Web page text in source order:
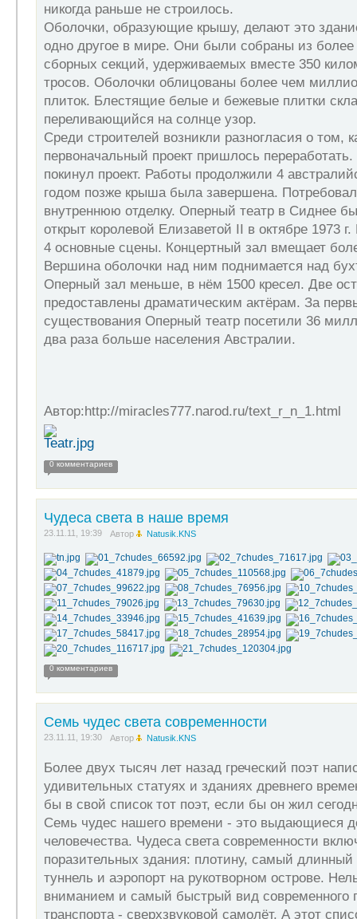
никогда раньше не строилось.
Оболочки, образующие крышу, делают это
одно другое в мире. Они были собраны из более
сборных секций, удерживаемых вместе 350
тросов. Оболочки облицованы более чем
плиток. Блестящие белые и бежевые плитки
переливающийся на солнце узор.
Среди строителей возникли разногласия о том,
первоначальный проект пришлось
покинул проект. Работы продолжили 4
годом позже крыша была завершена.
внутреннюю отделку. Оперный театр в Сиднее
открыт королевой Елизаветой II в октябре 1973
4 основные сцены. Концертный зал вмещает
Вершина оболочки над ним поднимается над
Оперный зал меньше, в нём 1500 кресел. Две
предоставлены драматическим актёрам. За
существования Оперный театр посетили 36
два раза больше населения Австралии.
Автор:http://miracles777.narod.ru/text_r_n_1.html
0 комментариев
Чудеса света в наше время
23.11.11, 19:39 Автор Natusik.KNS
0 комментариев
Семь чудес света современности
23.11.11, 19:30 Автор Natusik.KNS
Более двух тысяч лет назад греческий поэт
удивительных статуях и зданиях древнего
бы в свой список тот поэт, если бы он жил
Семь чудес нашего времени - это выдающиеся
человечества. Чудеса света современности
поразительных здания: плотину, самый
туннель и аэропорт на рукотворном острове.
вниманием и самый быстрый вид современного
транспорта - сверхзвуковой самолёт. А этот